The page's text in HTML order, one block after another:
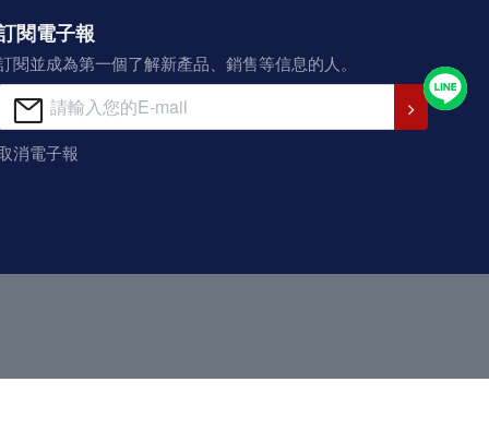
閱電子報
閱並成為第一個了解新產品、銷售等信息的人。
消電子報